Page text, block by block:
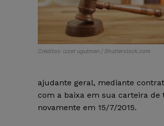
Créditos: izzet ugutmen / Shutterstock.com
ajudante geral, mediante
com a baixa em sua carteira
novamente em 15/7/2015.